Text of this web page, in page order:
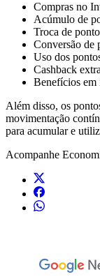
Compras no
Acúmulo de
Troca de
Conversão de
Uso dos
Cashback
Benefícios em
Além disso, os
movimentação
para acumular e
Acompanhe